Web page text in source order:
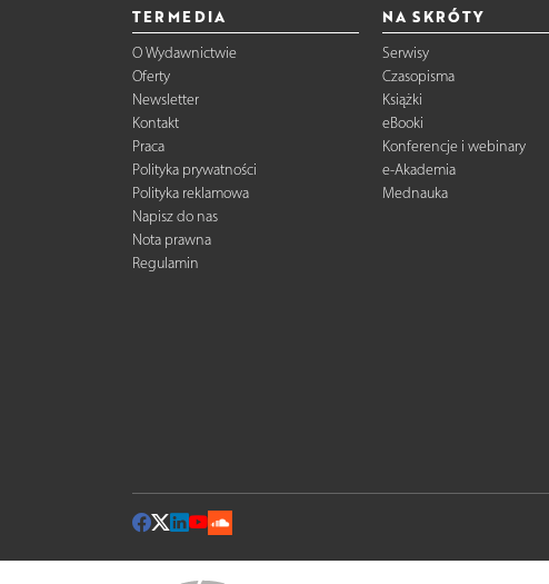
TERMEDIA
O Wydawnictwie
Oferty
Newsletter
Kontakt
Praca
Polityka prywatności
Polityka reklamowa
Napisz do nas
Nota prawna
Regulamin
NA SKRÓTY
Serwisy
Czasopisma
Książki
eBooki
Konferencje i webinary
e-Akademia
Mednauka